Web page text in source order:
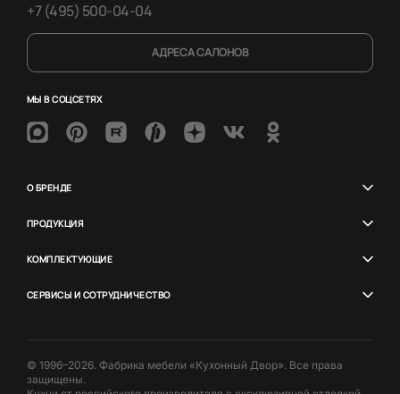
+7 (495) 500-04-04
АДРЕСА САЛОНОВ
МЫ В СОЦСЕТЯХ
О БРЕНДЕ
ПРОДУКЦИЯ
КОМПЛЕКТУЮЩИЕ
СЕРВИСЫ И СОТРУДНИЧЕСТВО
© 1996–2026. Фабрика мебели «Кухонный Двор». Все права
защищены.